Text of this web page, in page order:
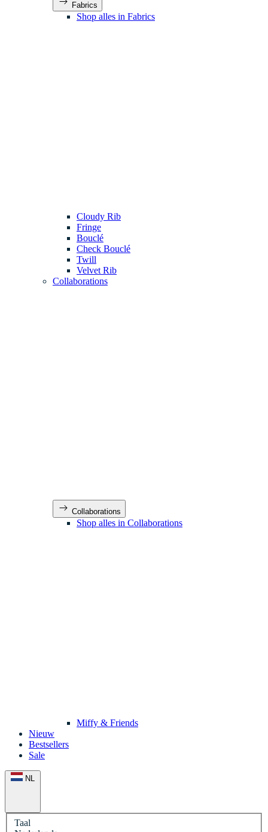
Fabrics
Shop alles in Fabrics
Cloudy Rib
Fringe
Bouclé
Check Bouclé
Twill
Velvet Rib
Collaborations
Collaborations
Shop alles in Collaborations
Miffy & Friends
Nieuw
Bestsellers
Sale
NL
Taal